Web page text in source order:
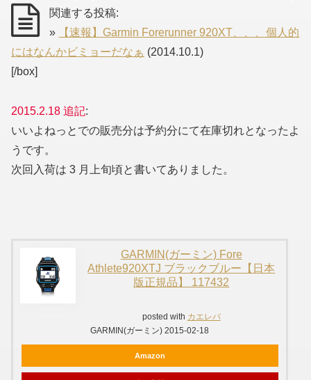
関連する投稿:
»
【速報】Garmin Forerunner 920XT、、、個人的
にはなんかビミョーだなぁ (2014.10.1)
[/box]
2015.2.18 追記:
いいよねっとでの販売分は予約分にて在庫切れとなったよ
うです。
次回入荷は 3 月上旬頃と書いてありました。
GARMIN(ガーミン) Fore
Athlete920XTJ ブラックブルー【日本
版正規品】 117432
posted with カエレバ
GARMIN(ガーミン) 2015-02-18
Amazon